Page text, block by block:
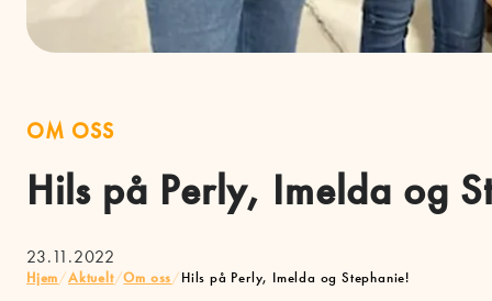
OM OSS
Hils på Perly, Imelda og
23.11.2022
Hjem/Aktuelt/Om oss/Hils på Perly, Imelda og Stephanie!